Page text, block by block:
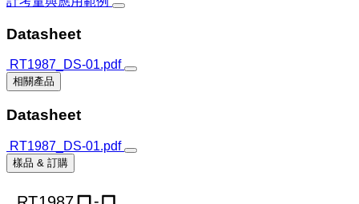
Datasheet
RT1987_DS-01.pdf
相關產品
Datasheet
RT1987_DS-01.pdf
樣品 & 訂購